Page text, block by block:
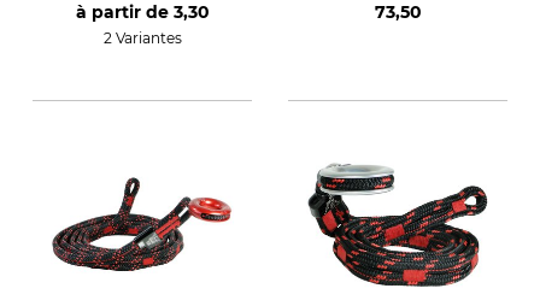
à partir de 3,30
2 Variantes
73,50